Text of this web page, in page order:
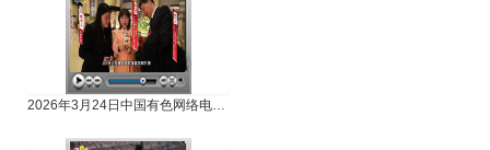
2026年3月24日中国有色网络电视新闻